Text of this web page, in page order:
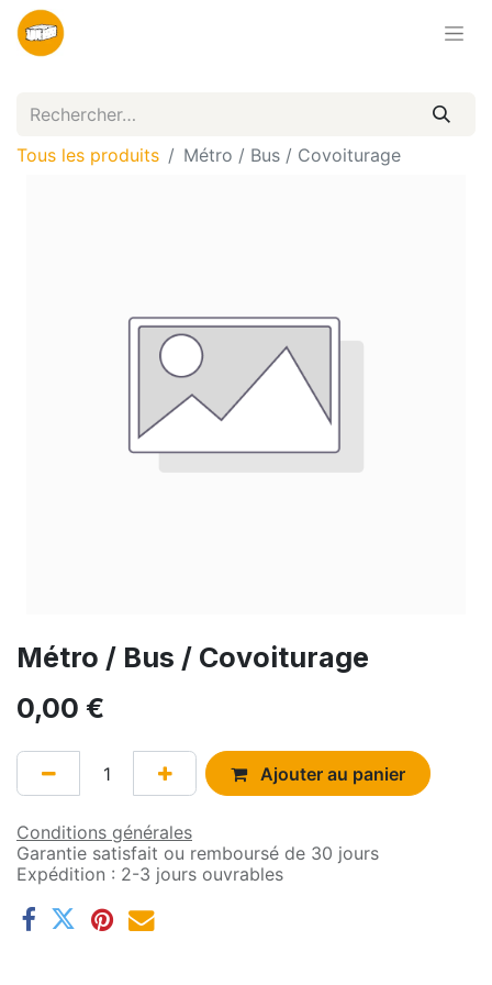
Tous les produits Métro / Bus / Covoiturage
Métro / Bus / Covoiturage
0,00 €
Ajouter au panier
Conditions générales
Garantie satisfait ou remboursé de 30 jours
Expédition : 2-3 jours ouvrables